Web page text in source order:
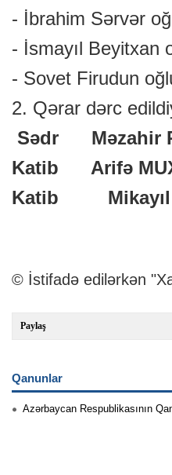
- İbrahim Sərvər
- İsmayıl Beyitxan
- Sovet Firudun
2. Qərar dərc
Sədr Məzahir
Katib Arifə
Katib Mikayıl
© İstifadə edilərkən
Paylaş
Qanunlar
Azərbaycan Respublikasının